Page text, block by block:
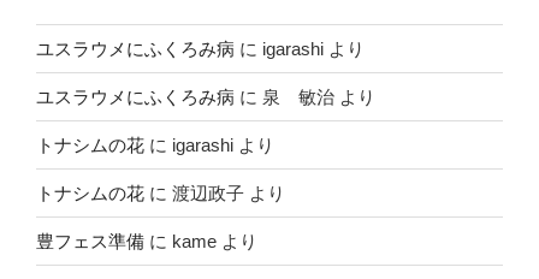
ユスラウメにふくろみ病 に igarashi より
ユスラウメにふくろみ病 に 泉 敏治 より
トナシムの花 に igarashi より
トナシムの花 に 渡辺政子 より
豊フェス準備 に kame より